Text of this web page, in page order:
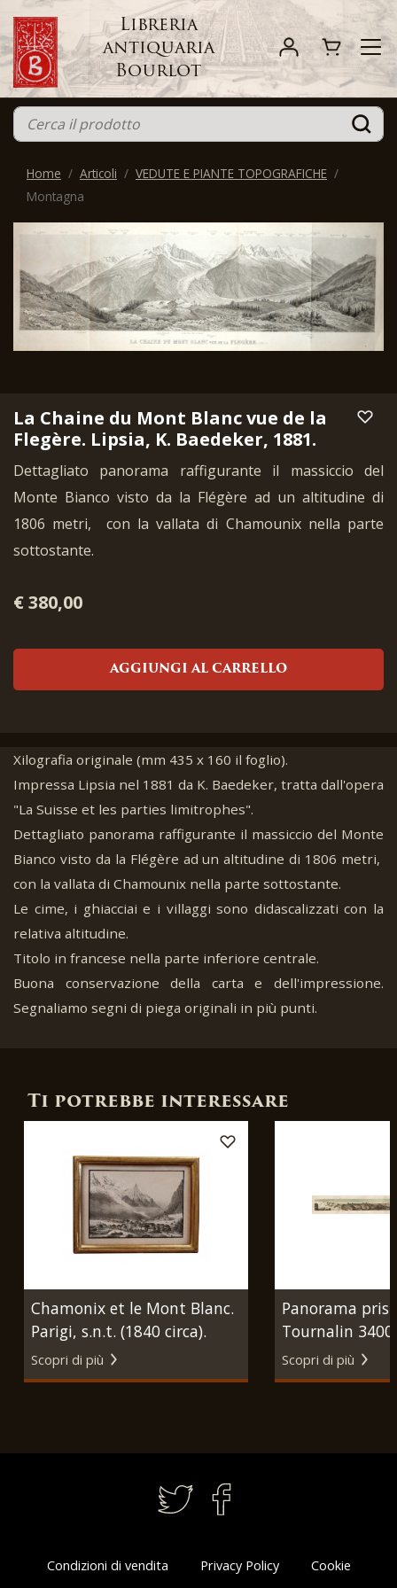
Libreria
antiquaria
Bourlot
Home Articoli
VEDUTE E PIANTE TOPOGRAFICHE
Montagna
La Chaine du Mont Blanc vue de la
Flegère. Lipsia, K. Baedeker, 1881.
Dettagliato panorama raffigurante il massiccio del
Monte Bianco visto da la Flégère ad un altitudine di
1806 metri, con la vallata di Chamounix nella parte
sottostante.
€ 380,00
AGGIUNGI AL CARRELLO
Xilografia originale (mm 435 x 160 il foglio).
Impressa Lipsia nel 1881 da K. Baedeker, tratta dall'opera
"La Suisse et les parties limitrophes".
Dettagliato panorama raffigurante il massiccio del Monte
Bianco visto da la Flégère ad un altitudine di 1806 metri,
con la vallata di Chamounix nella parte sottostante.
Le cime, i ghiacciai e i villaggi sono didascalizzati con la
relativa altitudine.
Titolo in francese nella parte inferiore centrale.
Buona conservazione della carta e dell'impressione.
Segnaliamo segni di piega originali in più punti.
Ti potrebbe interessare
Chamonix et le Mont Blanc.
Parigi, s.n.t. (1840 circa).
Scopri di più
Panorama pris
Tournalin
Vallée de
Torino, Doyen,
Scopri di più
Condizioni di vendita Privacy Policy Cookie